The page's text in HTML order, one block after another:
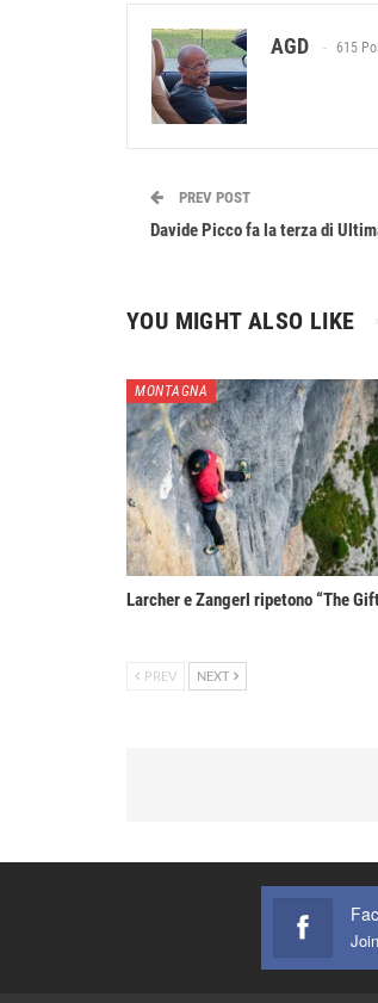
AGD 615
PREV POST
Davide Picco fa la terza di
YOU MIGHT ALSO LIKE
MONTAGNA
Larcher e Zangerl ripetono “The
PREV NEXT